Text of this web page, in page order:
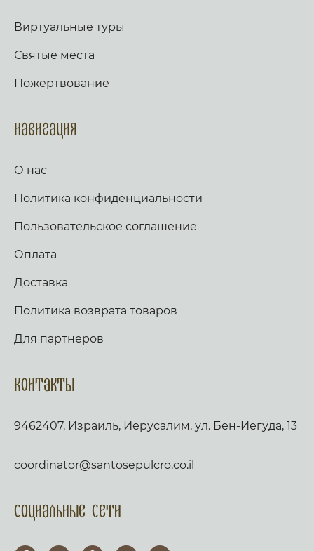
Виртуальные туры
Святые места
Пожертвование
Навигация
О нас
Политика конфиденциальности
Пользовательское соглашение
Оплата
Доставка
Политика возврата товаров
Для партнеров
Контакты
9462407, Израиль, Иерусалим, ул. Бен-Иегуда, 13
coordinator@santosepulcro.co.il
Социальные сети